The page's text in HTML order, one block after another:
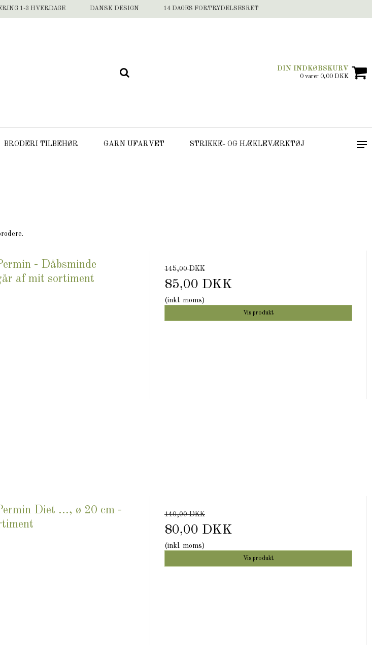
1-3 HVERDAGE DANSK DESIGN 14 DAGES FORTRYDELSESRET
DIN INDKØBSKURV
0 varer 0,00 DKK
BRODERI TILBEHØR GARN UFARVET STRIKKE- OG HÆKLEVÆRKTØJ
- Dåbsminde
af mit sortiment
145,00 DKK
85,00 DKK
(inkl. moms)
Vis produkt
Diet ..., ø 20 cm -
140,00 DKK
80,00 DKK
(inkl. moms)
Vis produkt